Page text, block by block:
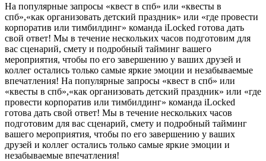
На популярные запросы «квест в спб» или «квесты в
спб»,«как организовать детский праздник» или «где провести
корпоратив или тимбилдинг» команда iLocked готова дать
свой ответ! Мы в течение нескольких часов подготовим для
вас сценарий, смету и подробный тайминг вашего
мероприятия, чтобы по его завершению у ваших друзей и
коллег остались только самые яркие эмоции и незабываемые
впечатления! На популярные запросы «квест в спб» или
«квесты в спб»,«как организовать детский праздник» или «где
провести корпоратив или тимбилдинг» команда iLocked
готова дать свой ответ! Мы в течение нескольких часов
подготовим для вас сценарий, смету и подробный тайминг
вашего мероприятия, чтобы по его завершению у ваших
друзей и коллег остались только самые яркие эмоции и
незабываемые впечатления!